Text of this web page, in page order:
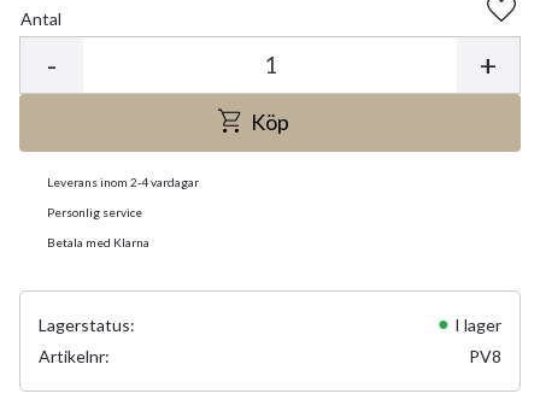
Antal
+
-
Köp
Leverans inom 2-4 vardagar
Personlig service
Betala med Klarna
Lagerstatus
I lager
Artikelnr
PV8